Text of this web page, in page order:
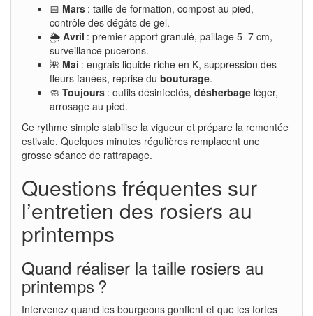
📅 Mars : taille de formation, compost au pied,
contrôle des dégâts de gel.
🌦️ Avril : premier apport granulé, paillage 5–7 cm,
surveillance pucerons.
🌺 Mai : engrais liquide riche en K, suppression des
fleurs fanées, reprise du bouturage.
🧼 Toujours : outils désinfectés, désherbage léger,
arrosage au pied.
Ce rythme simple stabilise la vigueur et prépare la remontée
estivale. Quelques minutes régulières remplacent une
grosse séance de rattrapage.
Questions fréquentes sur
l’entretien des rosiers au
printemps
Quand réaliser la taille rosiers au
printemps ?
Intervenez quand les bourgeons gonflent et que les fortes